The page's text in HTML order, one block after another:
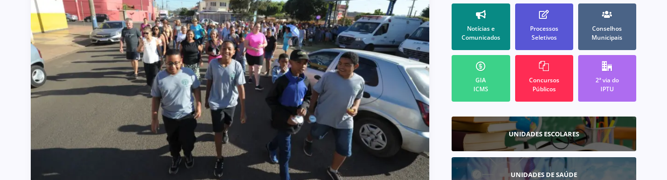
Notícias e
Comunicados
Processos
Seletivos
Conselhos
Municipais
GIA
ICMS
Concursos
Públicos
2ª via do
IPTU
UNIDADES ESCOLARES
UNIDADES DE SAÚDE